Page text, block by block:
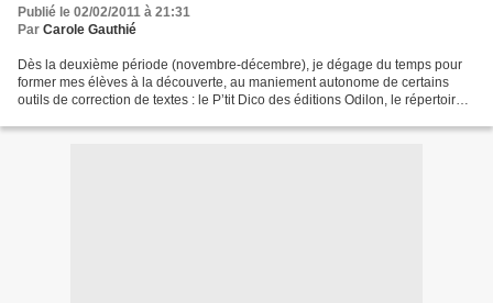
Publié le 02/02/2011 à 21:31
Par Carole Gauthié
Dès la deuxième période (novembre-décembre), je dégage du temps pour
former mes élèves à la découverte, au maniement autonome de certains
outils de correction de textes : le P’tit Dico des éditions Odilon, le répertoire